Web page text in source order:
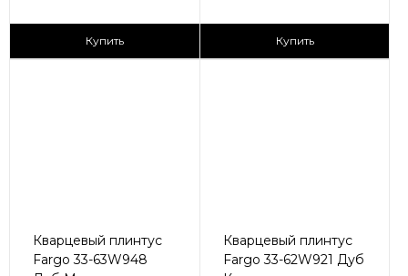
Купить Купить
Кварцевый плинтус
Fargo 33-63W948
Кварцевый плинтус
Fargo 33-62W921 Дуб